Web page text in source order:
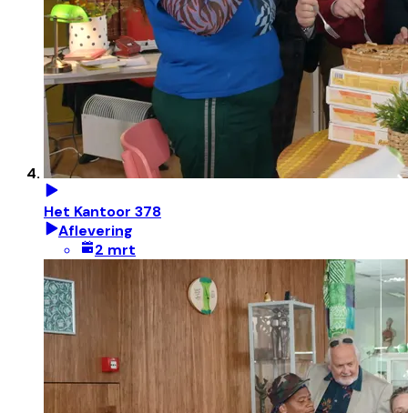
Het Kantoor 378
Aflevering
2 mrt